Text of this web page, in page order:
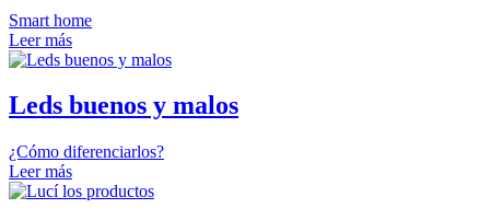
Smart home
Leer más
Leds buenos y malos
¿Cómo diferenciarlos?
Leer más